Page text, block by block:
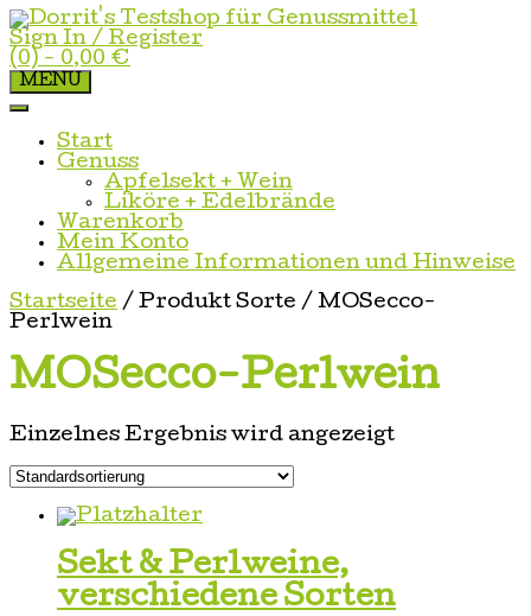
Skip
to
content
Sign In / Register
(0) - 0,00 €
MENU
Start
Genuss
Apfelsekt + Wein
Liköre + Edelbrände
Warenkorb
Mein Konto
Allgemeine Informationen und Hinweise
Startseite / Produkt Sorte / MOSecco-
Perlwein
MOSecco-Perlwein
Einzelnes Ergebnis wird angezeigt
Sekt & Perlweine,
verschiedene Sorten